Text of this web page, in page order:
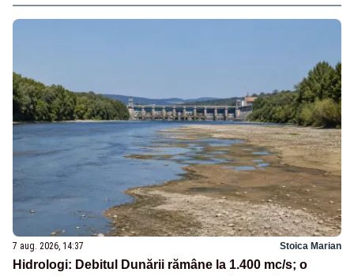
7 aug. 2026, 14:37 Stoica Marian
Hidrologi: Debitul Dunării rămâne la 1.400 mc/s; o